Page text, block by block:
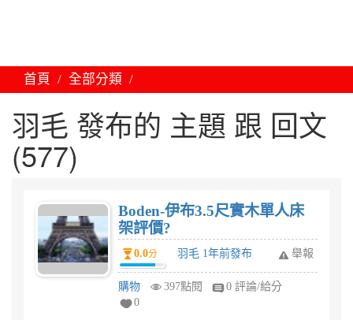
首頁 全部分類
羽毛 發布的 主題 跟 回文
(577)
Boden-伊布3.5尺實木單人床
架評價?
0.0分 羽毛 1年前發布 舉報
購物 397點閱
0 評論/給分
0